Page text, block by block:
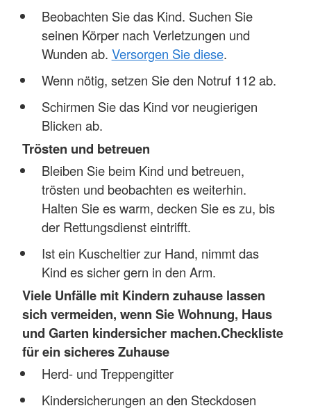
Beobachten Sie das Kind. Suchen Sie
seinen Körper nach Verletzungen und
Wunden ab. Versorgen Sie diese.
Wenn nötig, setzen Sie den Notruf 112 ab.
Schirmen Sie das Kind vor neugierigen
Blicken ab.
Trösten und betreuen
Bleiben Sie beim Kind und betreuen,
trösten und beobachten es weiterhin.
Halten Sie es warm, decken Sie es zu, bis
der Rettungsdienst eintrifft.
Ist ein Kuscheltier zur Hand, nimmt das
Kind es sicher gern in den Arm.
Viele Unfälle mit Kindern zuhause lassen
sich vermeiden, wenn Sie Wohnung, Haus
und Garten kindersicher machen.Checkliste
für ein sicheres Zuhause
Herd- und Treppengitter
Kindersicherungen an den Steckdosen